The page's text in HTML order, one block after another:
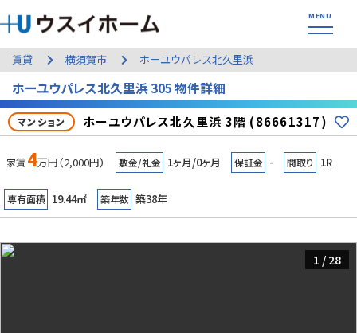
賃貸 横須賀市 ホーユウパレス北久里浜
ホーユウパレス北久里浜 305 物件詳細
マンション ホーユウパレス北久里浜 3階 (86661317)
家賃 4万円（2,000円） 敷金/礼金 1ヶ月/0ヶ月 保証金 - 間取り 1R
専有面積 19.44㎡ 築年数 築38年
1 / 28